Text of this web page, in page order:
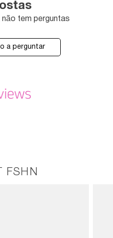
tem perguntas
a perguntar
FSHN